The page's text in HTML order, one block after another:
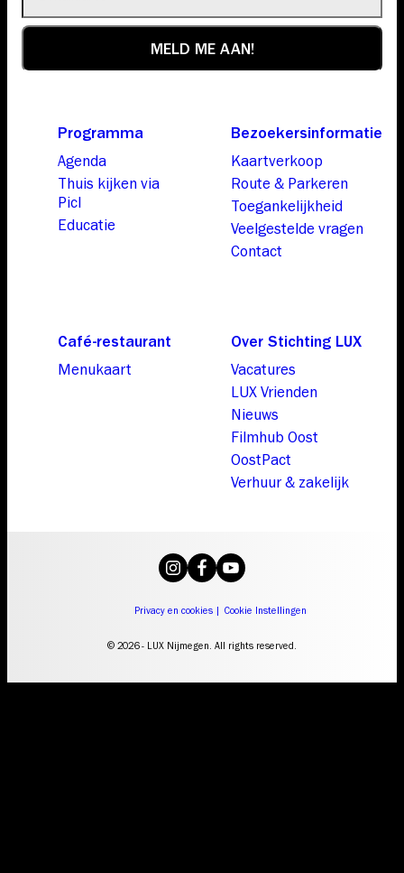
Programma
Agenda
Thuis kijken via
Picl
Educatie
Bezoekersinformatie
Kaartverkoop
Route & Parkeren
Toegankelijkheid
Veelgestelde vragen
Contact
Café-restaurant
Menukaart
Over Stichting LUX
Vacatures
LUX Vrienden
Nieuws
Filmhub Oost
OostPact
Verhuur & zakelijk
Privacy en cookies Cookie Instellingen
© 2026 - LUX Nijmegen. All rights reserved.